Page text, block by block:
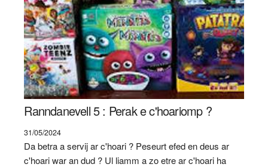
Ranndanevell 5 : Perak e c'hoariomp ?
31/05/2024
Da betra a servij ar c'hoari ? Peseurt efed en deus ar
c'hoari war an dud ? Ul liamm a zo etre ar c'hoari ha